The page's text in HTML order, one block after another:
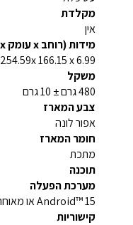
מקלדת
אין
מידות (רוחב x עומק x גובה)
254.59x 166.15 x 6.99 מ"מ
משקל
480 גרם ± 10 גרם
צבע המארז
אפור לונה
חומר המארז
מתכת
תוכנה
מערכת הפעלה
Android™ 15 או מאוחר יותר
קישוריות